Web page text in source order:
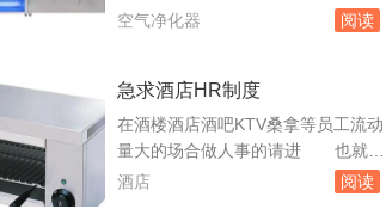
围。以上方法可以帮助您在装修2.
效净化车内空气，去除细菌、粉尘、
境。以下是车载空气净化器的主要作
用：清除细菌：能有效杀死和摧毁空
气中、物体表面的细菌、病毒、霉
菌，同时去除空气中的死皮屑、花粉
空气净化器 阅读
急求酒店HR制度
在酒楼酒店酒吧KTV桑拿等员工流动
量大的场合做人事的请进 也就是
说有一个完整的档案管理制度，要搞
酒店 阅读